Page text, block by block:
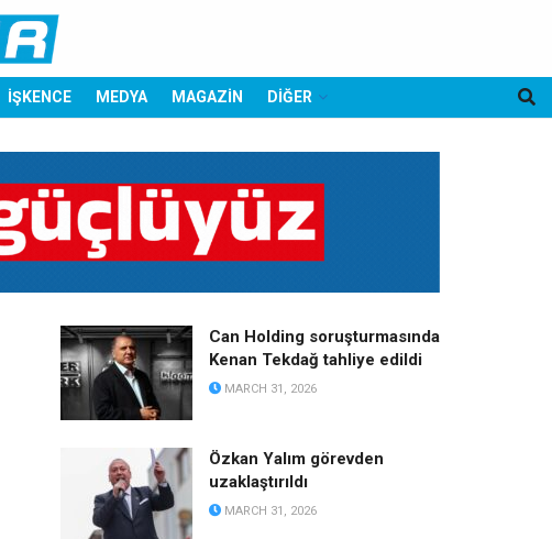
İŞKENCE MEDYA MAGAZİN DİĞER
Can Holding soruşturmasında
Kenan Tekdağ tahliye edildi
MARCH 31, 2026
Özkan Yalım görevden
uzaklaştırıldı
MARCH 31, 2026